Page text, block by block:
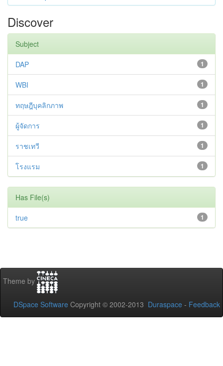
Discover
Subject
1
DAP
1
WBI
1
ทฤษฎีบุคลิกภาพ
1
ผู้จัดการ
1
ราชเทวี
1
โรงแรม
Has File(s)
1
true
Theme by
DSpace Software Copyright © 2002-2013 Duraspace - Feedback